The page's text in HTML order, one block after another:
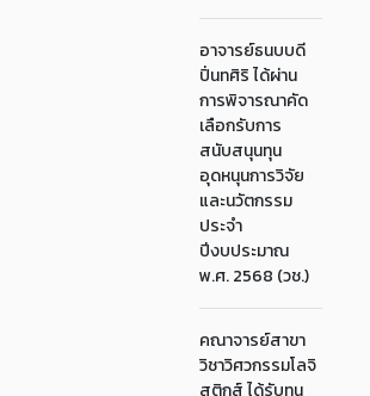
อาจารย์ธนบบดี
ปิ่นทศิริ ได้ผ่าน
การพิจารณาคัด
เลือกรับการ
สนับสนุนทุน
อุดหนุนการวิจัย
และนวัตกรรม
ประจำ
ปีงบประมาณ
พ.ศ. 2568 (วช.)
คณาจารย์สาขา
วิชาวิศวกรรมโลจิ
สติกส์ ได้รับทุน